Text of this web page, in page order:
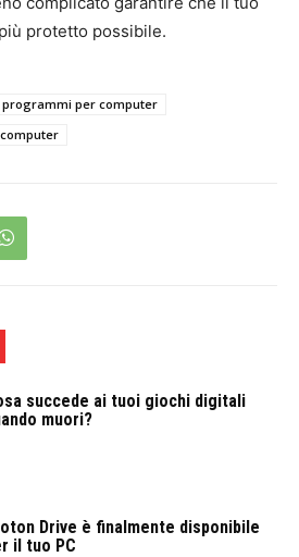
protetto possibile.
programmi per computer
succede ai tuoi giochi digitali
muori?
Drive è finalmente disponibile
il tuo PC